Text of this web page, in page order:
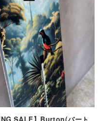
SALE】Burton(バート